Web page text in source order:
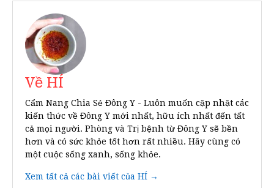
Về HÍ
Cẩm Nang Chia Sẻ Đông Y - Luôn muốn cập nhật các
kiến thức về Đông Y mới nhất, hữu ích nhất đến tất
cả mọi người. Phòng và Trị bệnh từ Đông Y sẽ bền
hơn và có sức khỏe tốt hơn rất nhiều. Hãy cùng có
một cuộc sống xanh, sống khỏe.
Xem tất cả các bài viết của HÍ →